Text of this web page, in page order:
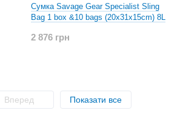
Сумка Savage Gear Specialist Sling
Bag 1 box &10 bags (20x31x15cm) 8L
2 876 грн
Вперед Показати все